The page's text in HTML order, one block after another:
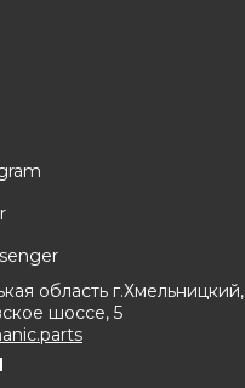
область г.Хмельницкий,
шоссе, 5